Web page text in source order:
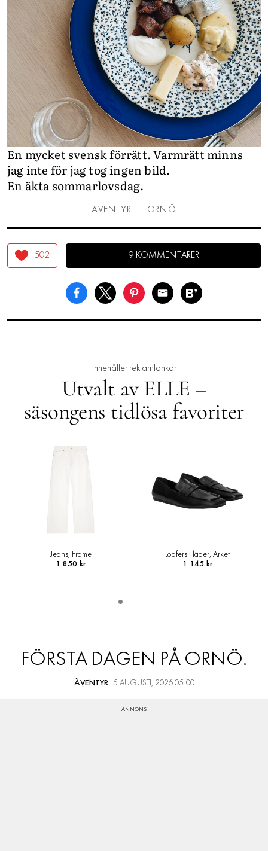
En mycket svensk förrätt. Varmrätt minns
jag inte för jag tog ingen bild.
En äkta sommarlovsdag.
ÄVENTYR. ORNÖ
502 9 KOMMENTARER
Innehåller reklamlänkar
Utvalt av ELLE –
säsongens tidlösa favoriter
Jeans, Frame
1 850 kr
Loafers i läder, Arket
1 145 kr
FÖRSTA DAGEN PÅ ORNÖ.
ÄVENTYR. 5 AUGUSTI, 2026 05:00